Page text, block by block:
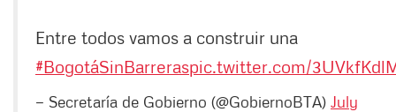
Entre todos vamos a construir una
#BogotáSinBarreraspic.twitter.com/
— Secretaría de Gobierno (@GobiernoBTA) July